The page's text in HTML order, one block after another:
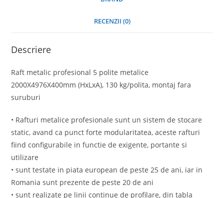
RECENZII (0)
Descriere
Raft metalic profesional 5 polite metalice
2000X4976X400mm (HxLxA), 130 kg/polita, montaj fara
suruburi
• Rafturi metalice profesionale sunt un sistem de stocare
static, avand ca punct forte modularitatea, aceste rafturi
fiind configurabile in functie de exigente, portante si
utilizare
• sunt testate in piata european de peste 25 de ani, iar in
Romania sunt prezente de peste 20 de ani
• sunt realizate pe linii continue de profilare, din tabla